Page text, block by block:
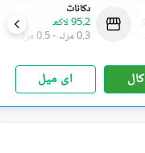
دکانات
95.2 لاکھ
0.3 مرلہ
-0.5 مرلہ
کال ای میل